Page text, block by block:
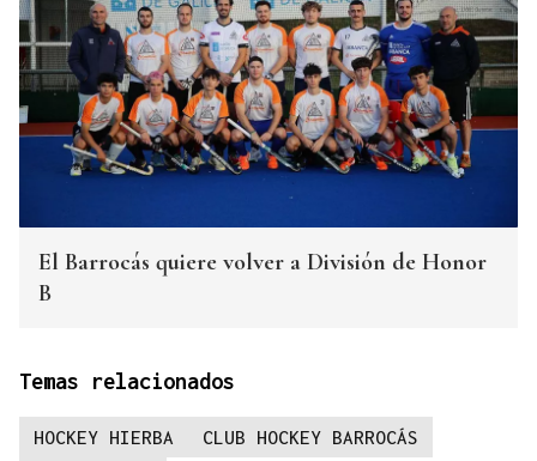
El Barrocás quiere volver a División de Honor
B
Temas relacionados
HOCKEY HIERBA CLUB HOCKEY BARROCÁS